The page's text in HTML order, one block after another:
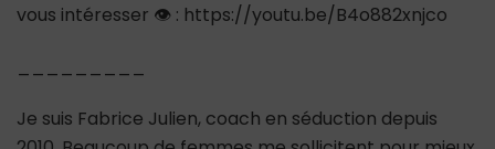
vous intéresser 👁 : https://youtu.be/B4o882xnjco
Je suis Fabrice Julien, coach en séduction depuis